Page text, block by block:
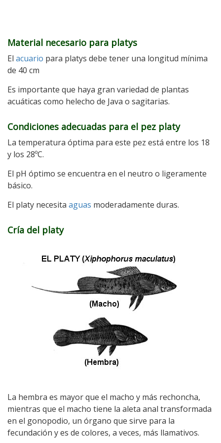
Material necesario para platys
El acuario para platys debe tener una longitud mínima
de 40 cm
Es importante que haya gran variedad de plantas
acuáticas como helecho de Java o sagitarias.
Condiciones adecuadas para el pez platy
La temperatura óptima para este pez está entre los 18
y los 28ºC.
El pH óptimo se encuentra en el neutro o ligeramente
básico.
El platy necesita aguas moderadamente duras.
Cría del platy
La hembra es mayor que el macho y más rechoncha,
mientras que el macho tiene la aleta anal transformada
en el gonopodio, un órgano que sirve para la
fecundación y es de colores, a veces, más llamativos.